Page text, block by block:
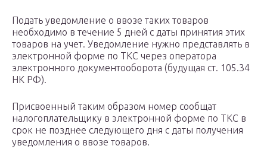
Подать уведомление о ввозе таких товаров
необходимо в течение 5 дней с даты принятия этих
товаров на учет. Уведомление нужно представлять в
электронной форме по ТКС через оператора
электронного документооборота (будущая ст. 105.34
НК РФ).
Присвоенный таким образом номер сообщат
налогоплательщику в электронной форме по ТКС в
срок не позднее следующего дня с даты получения
уведомления о ввозе товаров.